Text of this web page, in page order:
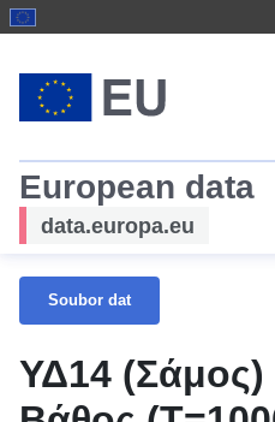
European data
data.europa.eu
Soubor dat
ΥΔ14 (Σάμος)